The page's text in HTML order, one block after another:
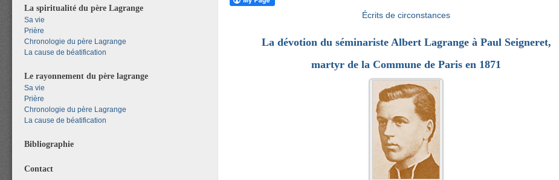
Écrits de circonstances
La dévotion du séminariste Albert Lagrange à Paul Seigneret,
martyr de la Commune de Paris en 1871
La spiritualité du père Lagrange
Sa vie
Prière
Chronologie du père Lagrange
La cause de béatification
Le rayonnement du père lagrange
Sa vie
Prière
Chronologie du père Lagrange
La cause de béatification
Bibliographie
Contact